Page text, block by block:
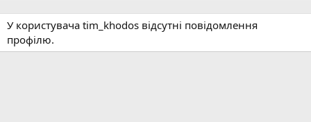
У користувача tim_khodos відсутні повідомлення
профілю.